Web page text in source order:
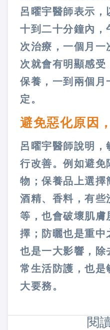
呂曜宇醫師表示
十到二十分鐘內，
次治療，一個月一
次就會有明顯感受
保養，一到兩個月
定。
避免惡化原因
呂曜宇醫師說明，
行改善。例如避免
物；保養品上選擇
酒精、香料，有些
等，也會破壞肌膚
擇；防曬也是重中
也是一大影響，除
常生活防護，也是
大要務。
閱